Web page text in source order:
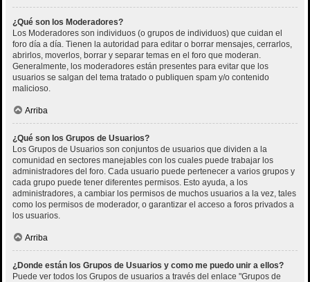
¿Qué son los Moderadores?
Los Moderadores son individuos (o grupos de individuos) que cuidan el
foro día a día. Tienen la autoridad para editar o borrar mensajes, cerrarlos,
abrirlos, moverlos, borrar y separar temas en el foro que moderan.
Generalmente, los moderadores están presentes para evitar que los
usuarios se salgan del tema tratado o publiquen spam y/o contenido
malicioso.
Arriba
¿Qué son los Grupos de Usuarios?
Los Grupos de Usuarios son conjuntos de usuarios que dividen a la
comunidad en sectores manejables con los cuales puede trabajar los
administradores del foro. Cada usuario puede pertenecer a varios grupos y
cada grupo puede tener diferentes permisos. Esto ayuda, a los
administradores, a cambiar los permisos de muchos usuarios a la vez, tales
como los permisos de moderador, o garantizar el acceso a foros privados a
los usuarios.
Arriba
¿Donde están los Grupos de Usuarios y como me puedo unir a ellos?
Puede ver todos los Grupos de usuarios a través del enlace "Grupos de